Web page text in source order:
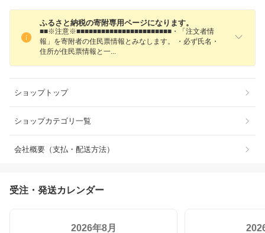
ふるさと納税の寄附専用ページになります。
■■※注意※■■■■■■■■■■■■■■■■■■■■■■■・「注文者情
報」を寄附者の住民票情報とみなします。 ・必ず氏名・
住所が住民票情報と 一
ショップトップ
ショップカテゴリ一覧
会社概要（支払・配送方法）
受注・発送カレンダー
2026年8月